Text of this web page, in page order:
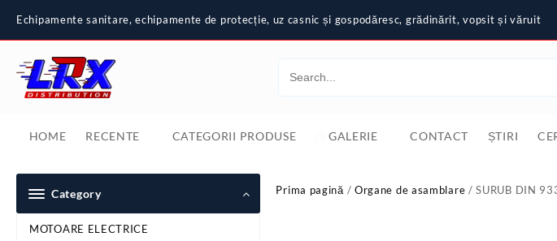
content
Echipamente sanitare, echipamente de protecție, uz casnic și gospodăresc, grădinărit, vopsit și văruit
HOME RECENTE CATEGORII PRODUSE GALERIE CONTACT ȘTIRI
Category
MOTOARE ELECTRICE
Prima pagină / Organe de asamblare / SURUB DIN